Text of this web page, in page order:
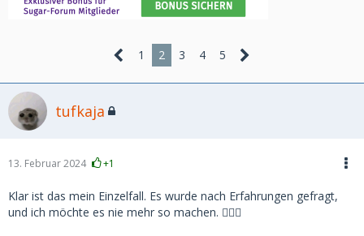
1 2 3 4 5
tufkaja
13. Februar 2024 +1
Klar ist das mein Einzelfall. Es wurde nach Erfahrungen gefragt,
und ich möchte es nie mehr so machen. 🤷🏻‍♀️